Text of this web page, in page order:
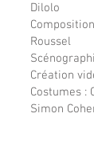
Dilolo
Roussel
Création
Costumes :
Simon